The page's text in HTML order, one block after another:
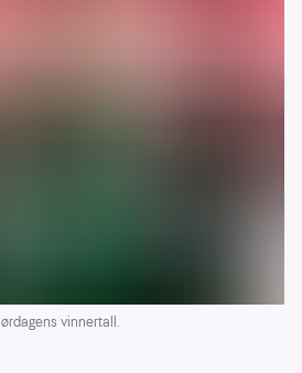
vinnertall.